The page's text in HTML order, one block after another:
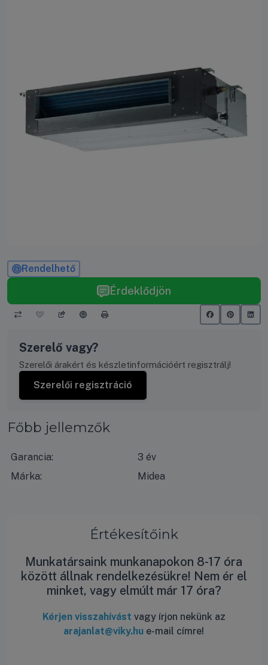
Rendelhető
Érdeklődjön
Szerelő vagy?
Szerelői árakért és készletinformációért regisztrálj!
Szerelői regisztráció
Főbb jellemzők
Garancia:
3 év
Márka:
Midea
Értékesítőink
Munkatársaink munkanapokon 8-17 óra
között állnak rendelkezésükre! Nem ér el
minket, vagy elmúlt már 17 óra?
Kérjen visszahívást vagy írjon nekünk az
arajanlat@viky.hu e-mail címre!